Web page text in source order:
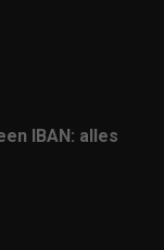
IBAN: alles